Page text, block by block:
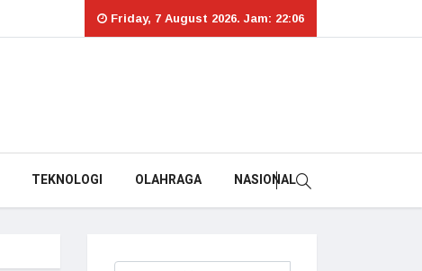
Friday, 7 August 2026. Jam: 22:06
TEKNOLOGI OLAHRAGA NASIONAL